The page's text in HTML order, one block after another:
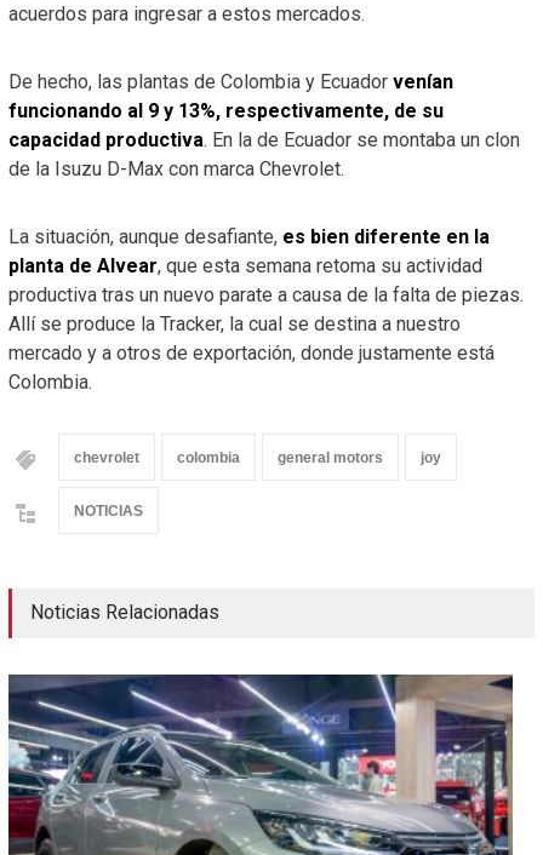
acuerdos para ingresar a estos mercados.
De hecho, las plantas de Colombia y Ecuador venían
funcionando al 9 y 13%, respectivamente, de su
capacidad productiva. En la de Ecuador se montaba un clon
de la Isuzu D-Max con marca Chevrolet.
La situación, aunque desafiante, es bien diferente en la
planta de Alvear, que esta semana retoma su actividad
productiva tras un nuevo parate a causa de la falta de piezas.
Allí se produce la Tracker, la cual se destina a nuestro
mercado y a otros de exportación, donde justamente está
Colombia.
chevrolet colombia general motors joy
NOTICIAS
Noticias Relacionadas